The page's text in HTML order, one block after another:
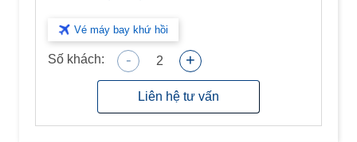
Vé máy bay khứ hồi
Số khách: - 2 +
Liên hệ tư vấn